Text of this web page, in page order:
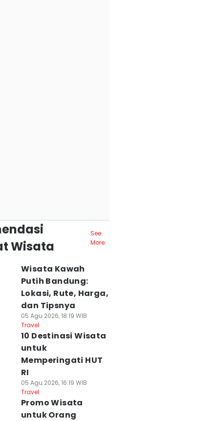
Wisata
See
More
Wisata Kawah
Putih Bandung:
Lokasi, Rute, Harga,
dan Tipsnya
05 Agu 2026, 18:19 WIB
Travel
10 Destinasi Wisata
untuk
Memperingati HUT
RI
05 Agu 2026, 16:19 WIB
Travel
Promo Wisata
untuk Orang